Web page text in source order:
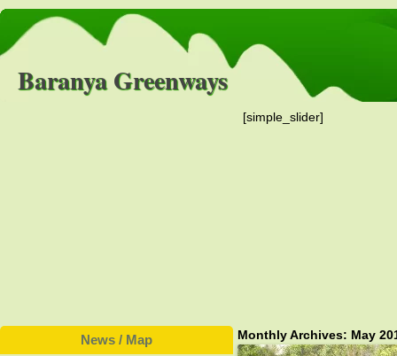
Baranya Greenways
[simple_slider]
Monthly Archives: May
News / Map